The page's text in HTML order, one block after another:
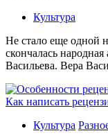
Культура
Не стало еще одной
скончалась
Васильева. Вера
Как написать
Культура